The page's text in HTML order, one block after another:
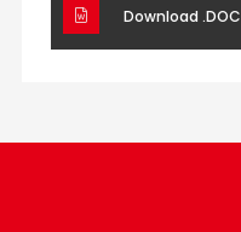
Download .DOC